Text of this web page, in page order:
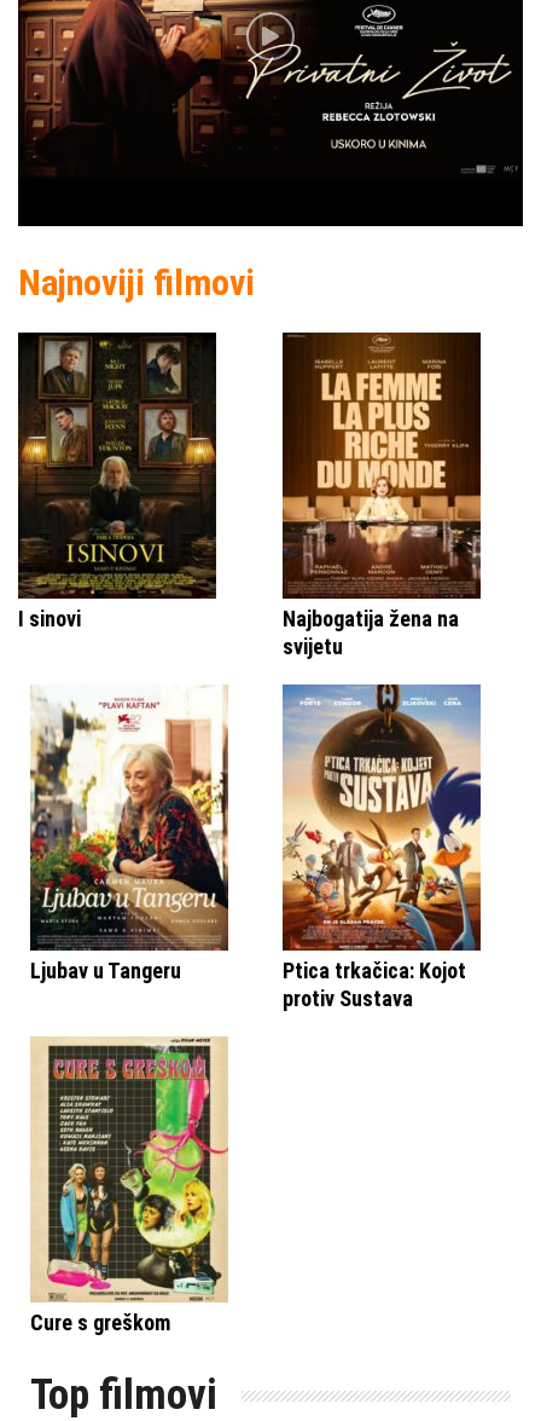
Najnoviji filmovi
I sinovi
Najbogatija žena na
svijetu
Ljubav u Tangeru
Ptica trkačica: Kojot
protiv Sustava
Cure s greškom
Top filmovi